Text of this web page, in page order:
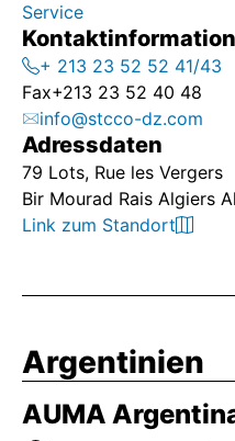
Service
+ 213 23 52 52 41/43
Fax+213 23 52 40 48
info@stcco-dz.com
Adressdaten
79 Lots, Rue les Vergers
Bir Mourad Rais Algiers
Link zum Standort
Argentinien
AUMA